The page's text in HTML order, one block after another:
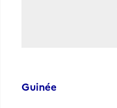
Guinée